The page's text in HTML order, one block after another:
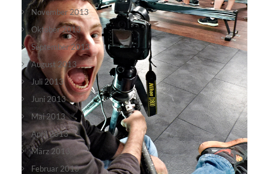
November 2013
Oktober 2013
September 2013
August 2013
Juli 2013
Juni 2013
Mai 2013
April 2013
März 2013
Februar 2013